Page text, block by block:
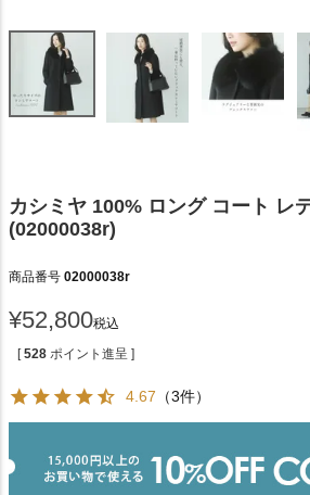
カシミヤ 100% ロング コート レ
(02000038r)
商品番号 02000038r
¥52,800税込
[ 528 ポイント進呈 ]
4.67 （3件）